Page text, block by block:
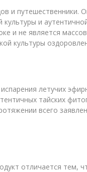
путешественники.
и
и не является
культуры
летучих
тайских
всего
отличается тем,